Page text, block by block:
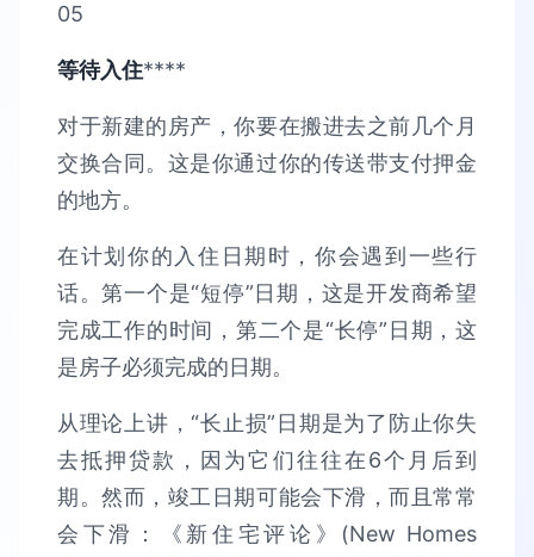
05
等待入住****
对于新建的房产，你要在搬进去之前几个月
交换合同。这是你通过你的传送带支付押金
的地方。
在计划你的入住日期时，你会遇到一些行
话。第一个是“短停”日期，这是开发商希望
完成工作的时间，第二个是“长停”日期，这
是房子必须完成的日期。
从理论上讲，“长止损”日期是为了防止你失
去抵押贷款，因为它们往往在6个月后到
期。然而，竣工日期可能会下滑，而且常常
会下滑：《新住宅评论》(New Homes